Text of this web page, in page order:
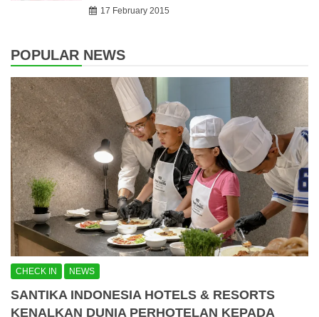
17 February 2015
POPULAR NEWS
CHECK IN NEWS
SANTIKA INDONESIA HOTELS & RESORTS
KENALKAN DUNIA PERHOTELAN KEPADA